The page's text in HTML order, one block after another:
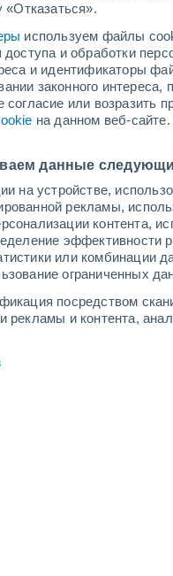
«Отказаться».
используем файлы
доступа и обработки
и идентификаторы
законного интереса,
или возразить
на данном веб-сайте.
данные
на устройстве,
рекламы,
контента,
или комбинации
ограниченных
посредством
рекламы и контента,
0 / 6
2 / 3